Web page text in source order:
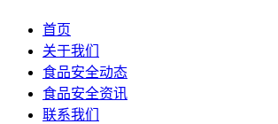
首页
关于我们
食品安全动态
食品安全资讯
联系我们